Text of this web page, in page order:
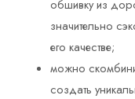
обшивку из
значительно
его качестве;
можно
создать